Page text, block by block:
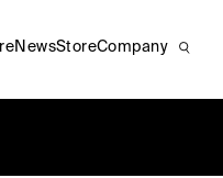
NewsStoreCompany